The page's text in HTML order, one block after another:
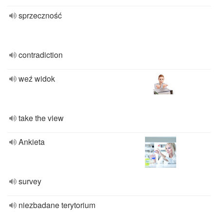
sprzeczność
contradiction
weź widok
take the view
Ankieta
survey
niezbadane terytorium